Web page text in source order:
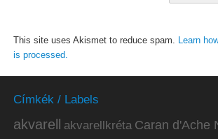
This site uses Akismet to reduce spam. Learn
is processed.
Címkék / Labels
akvarell akvarellkréta Caran d'Ache